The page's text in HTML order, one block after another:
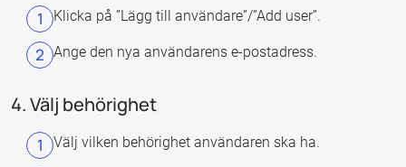
Klicka på ”Lägg till användare”/”Add user”.
Ange den nya användarens e-postadress.
4. Välj behörighet
Välj vilken behörighet användaren ska ha.